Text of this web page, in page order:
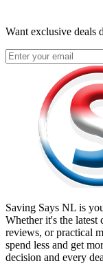
Want exclusive deals
Saving Says NL is
Whether it's the latest
reviews, or practical
spend less and get
decision and every